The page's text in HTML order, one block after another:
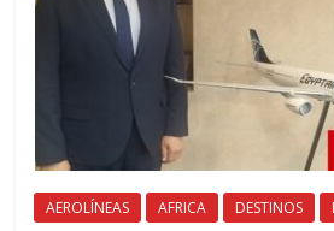
AEROLÍNEAS AFRICA DESTINOS